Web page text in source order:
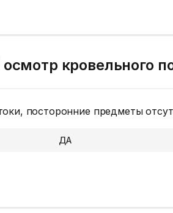
кровельного
посторонние предметы
ДА